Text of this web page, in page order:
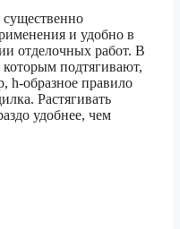
и удобно в
отделочных работ. В
подтягивают,
h-образное правило
Растягивать
удобнее, чем